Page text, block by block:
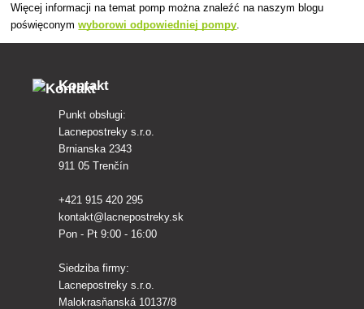
Więcej informacji na temat pomp można znaleźć na naszym blogu
poświęconymwyborowi odpowiedniej pompy
Kontakt
Punkt obsługi:
Lacnepostreky s.r.o.
Brnianska 2343
911 05 Trenčín
+421 915 420 295
kontakt@lacnepostreky.sk
Pon - Pt 9:00 - 16:00
Siedziba firmy:
Lacnepostreky s.r.o.
Malokrasňanská 10137/8